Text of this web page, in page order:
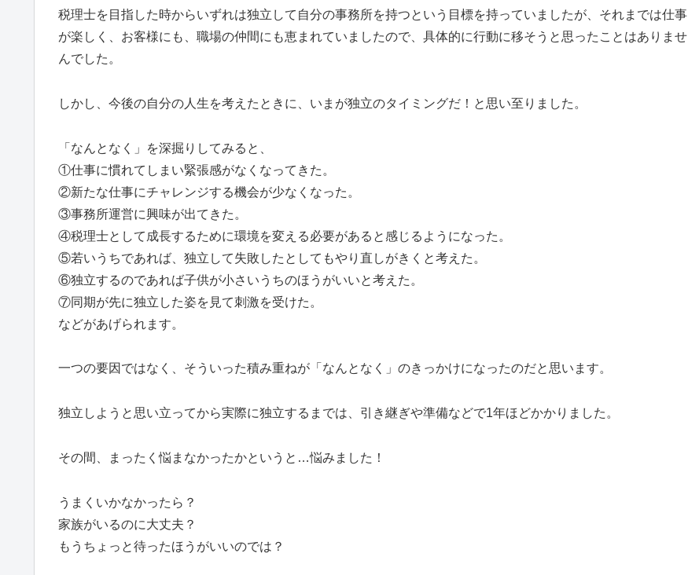
税理士を目指した時からいずれは独立して自分の事務所を持つという目標を持っていましたが、それまでは仕事
が楽しく、お客様にも、職場の仲間にも恵まれていましたので、具体的に行動に移そうと思ったことはありませ
んでした。
しかし、今後の自分の人生を考えたときに、いまが独立のタイミングだ！と思い至りました。
「なんとなく」を深掘りしてみると、
①仕事に慣れてしまい緊張感がなくなってきた。
②新たな仕事にチャレンジする機会が少なくなった。
③事務所運営に興味が出てきた。
④税理士として成長するために環境を変える必要があると感じるようになった。
⑤若いうちであれば、独立して失敗したとしてもやり直しがきくと考えた。
⑥独立するのであれば子供が小さいうちのほうがいいと考えた。
⑦同期が先に独立した姿を見て刺激を受けた。
などがあげられます。
一つの要因ではなく、そういった積み重ねが「なんとなく」のきっかけになったのだと思います。
独立しようと思い立ってから実際に独立するまでは、引き継ぎや準備などで1年ほどかかりました。
その間、まったく悩まなかったかというと…悩みました！
うまくいかなかったら？
家族がいるのに大丈夫？
もうちょっと待ったほうがいいのでは？